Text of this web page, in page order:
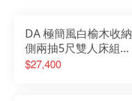
DA 極簡風白榆木收納
側兩抽5尺雙人床組搭
配床邊櫃
$27,400